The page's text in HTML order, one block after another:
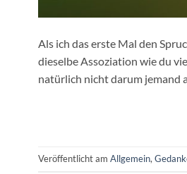
Als ich das erste Mal den
dieselbe Assoziation wie du
natürlich nicht darum jemand
Veröffentlicht am Allgemein,